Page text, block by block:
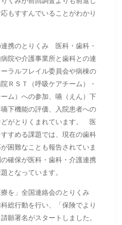
もすすんでいることがわかり
携のとりくみ 医科・歯科・
院や介護事業所と歯科との連
ラルフレイル委員会や病棟の
ＲＳＴ（呼吸ケアチーム）・
ム）への参加、嚥（えん）下
嚥下機能の評価、入院患者への
がとりくまれています。 医
すめる課題では、現在の歯科
困難なことも報告されていま
確保が医科・歯科・介護連携
となっています。
を」全国連絡会のとりくみ
総行動を行い、「保険でより
願署名がスタートしました。